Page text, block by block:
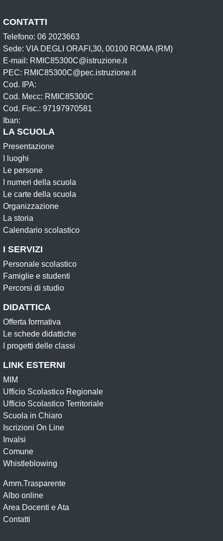
CONTATTI
Telefono: 06 2023663
Sede: VIA DEGLI ORAFI,30, 00100 ROMA (RM)
E-mail: RMIC85300C@istruzione.it
PEC: RMIC85300C@pec.istruzione.it
Cod. IPA:
Cod. Mecc: RMIC85300C
Cod. Fisc.: 97197970581
Iban:
LA SCUOLA
Presentazione
I luoghi
Le persone
I numeri della scuola
Le carte della scuola
Organizzazione
La storia
Calendario scolastico
I SERVIZI
Personale scolastico
Famiglie e studenti
Percorsi di studio
DIDATTICA
Offerta formativa
Le schede didattiche
I progetti delle classi
LINK ESTERNI
MIM
Ufficio Scolastico Regionale
Ufficio Scolastico Territoriale
Scuola in Chiaro
Iscrizioni On Line
Invalsi
Comune
Whistleblowing
Amm.Trasparente
Albo online
Area Docenti e Ata
Contatti